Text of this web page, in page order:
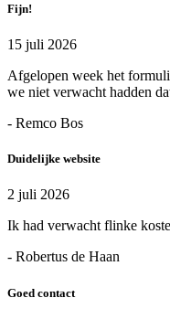
Fijn!
15 juli 2026
Afgelopen week het
we niet verwacht hadden
- Remco Bos
Duidelijke website
2 juli 2026
Ik had verwacht flinke
- Robertus de Haan
Goed contact